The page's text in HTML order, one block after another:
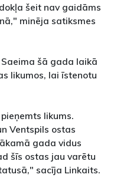
šeit nav gaidāms
minēja satiksmes
šā gada laikā
likumos, lai īstenotu
likums.
Ventspils ostas
gada vidus
šīs ostas jau varētu
sacīja Linkaits.